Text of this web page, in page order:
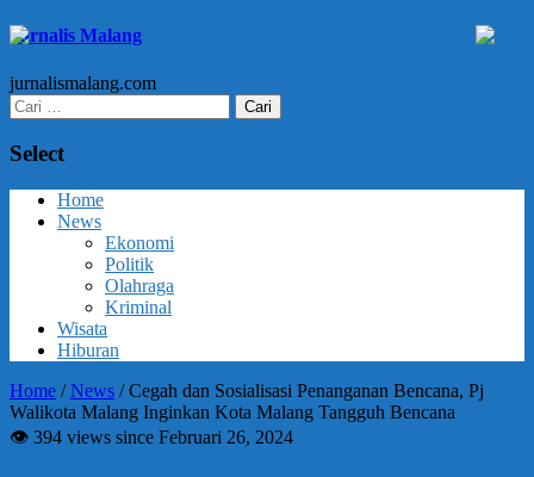
Jurnalis Malang
jurnalismalang.com
Cari
untuk:
Select
Home
News
Ekonomi
Politik
Olahraga
Kriminal
Wisata
Hiburan
Home /News /Cegah dan Sosialisasi Penanganan Bencana, Pj
Walikota Malang Inginkan Kota Malang Tangguh Bencana
👁 394 views since Februari 26, 2024